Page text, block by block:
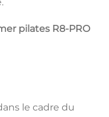
pilates R8-PRO
le cadre du